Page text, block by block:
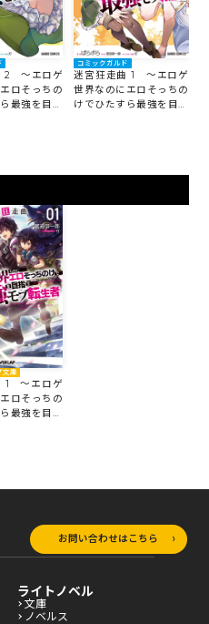
2 ～エロゲ
ロそっちの
最強を目指
コミックガルド
迷宮狂走曲 1 ～エロゲ
世界なのにエロそっちの
けでひたすら最強を目指
文庫
1 ～エロゲ
ロそっちの
最強を目指
お問い合わせはこちら
ライトノベル
文庫
ノベルス